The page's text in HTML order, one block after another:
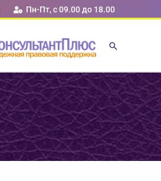
Пн-Пт, с 09.00 до 18.00